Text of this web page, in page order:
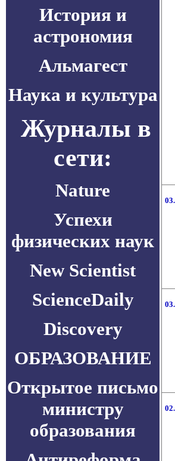
История и
астрономия
Альмагест
Наука и культура
Журналы в
сети:
Nature
Успехи
физических наук
New Scientist
ScienceDaily
Discovery
ОБРАЗОВАНИЕ
Открытое письмо
министру
образования